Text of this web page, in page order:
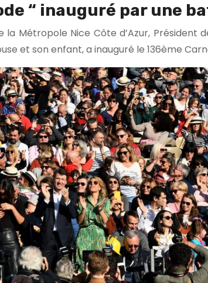
“ inauguré par une
la Métropole Nice Côte d’Azur, Président
et son enfant, a inauguré le 136ème